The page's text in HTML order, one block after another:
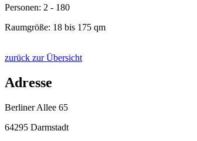
Personen: 2 - 180
Raumgröße: 18 bis 175 qm
zurück zur Übersicht
Adresse
Berliner Allee 65
64295 Darmstadt